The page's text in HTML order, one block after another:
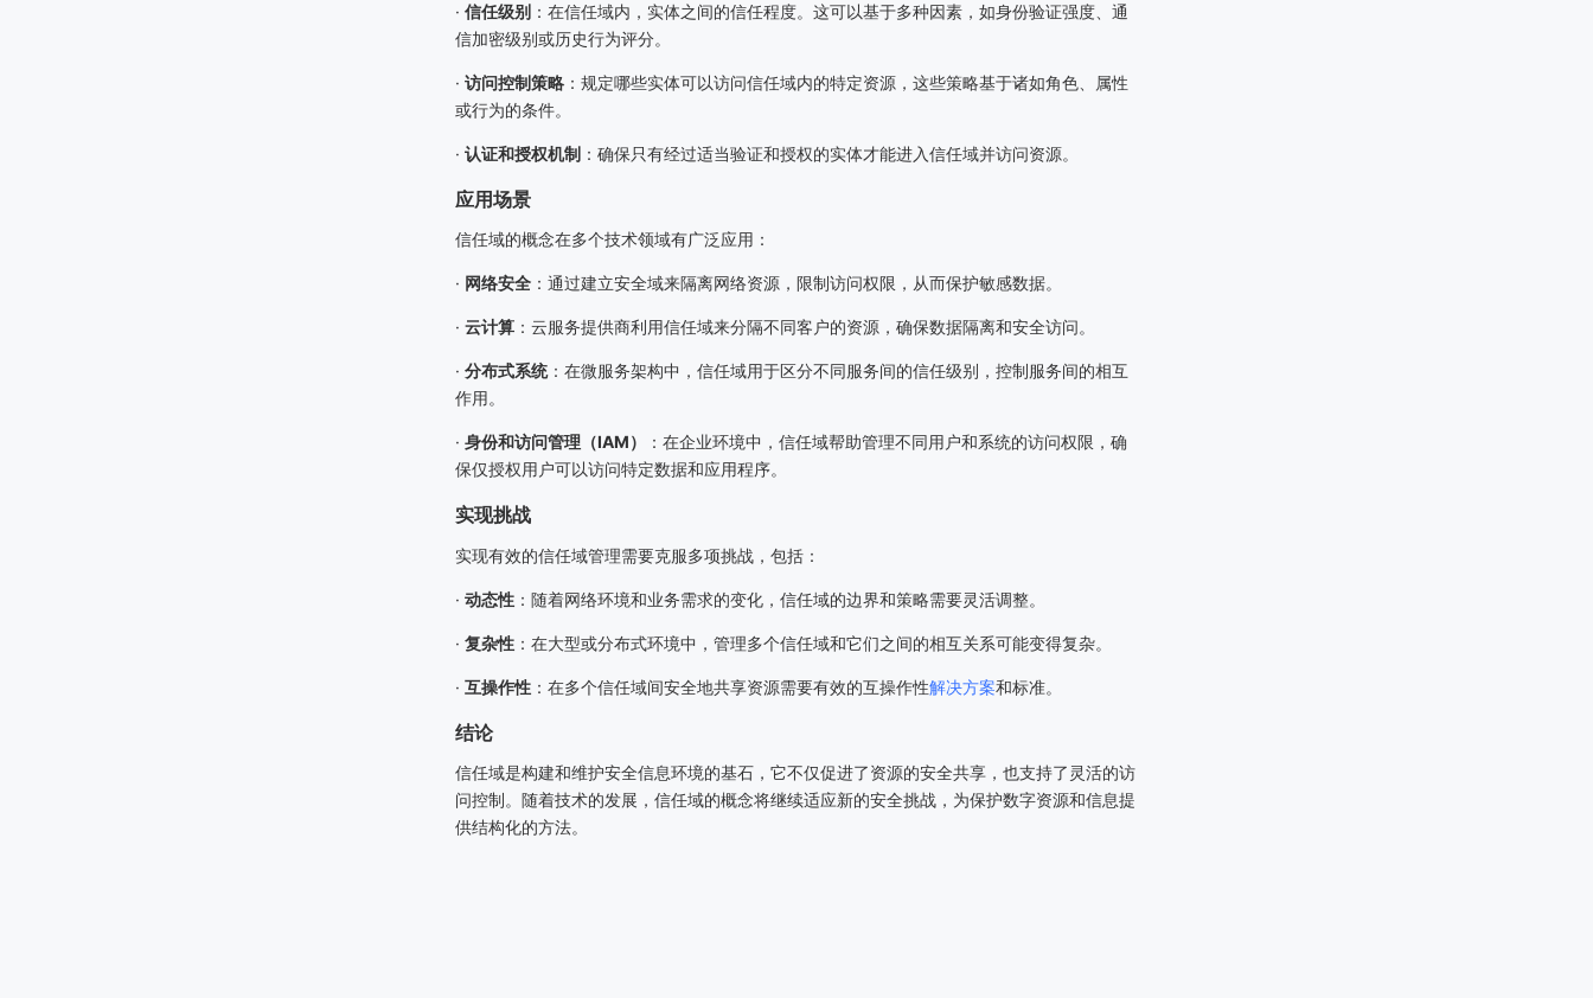
· 信任级别 ：在信任域内，实体之间的信任程度。这可以基于多种因素，如身份验证强度、通
信加密级别或历史行为评分。
· 访问控制策略 ：规定哪些实体可以访问信任域内的特定资源，这些策略基于诸如角色、属性
或行为的条件。
· 认证和授权机制 ：确保只有经过适当验证和授权的实体才能进入信任域并访问资源。
应用场景
信任域的概念在多个技术领域有广泛应用：
· 网络安全 ：通过建立安全域来隔离网络资源，限制访问权限，从而保护敏感数据。
· 云计算 ：云服务提供商利用信任域来分隔不同客户的资源，确保数据隔离和安全访问。
· 分布式系统：在微服务架构中，信任域用于区分不同服务间的信任级别，控制服务间的相互
作用。
· 身份和访问管理（IAM）
：在企业环境中，信任域帮助管理不同用户和系统的访问权限，确
保仅授权用户可以访问特定数据和应用程序。
实现挑战
实现有效的信任域管理需要克服多项挑战，包括：
· 动态性 ：随着网络环境和业务需求的变化，信任域的边界和策略需要灵活调整。
· 复杂性 ：在大型或分布式环境中，管理多个信任域和它们之间的相互关系可能变得复杂。
· 互操作性 ：在多个信任域间安全地共享资源需要有效的互操作性解决方案和标准。
结论
信任域是构建和维护安全信息环境的基石，它不仅促进了资源的安全共享，也支持了灵活的访
问控制。随着技术的发展，信任域的概念将继续适应新的安全挑战，为保护数字资源和信息提
供结构化的方法。